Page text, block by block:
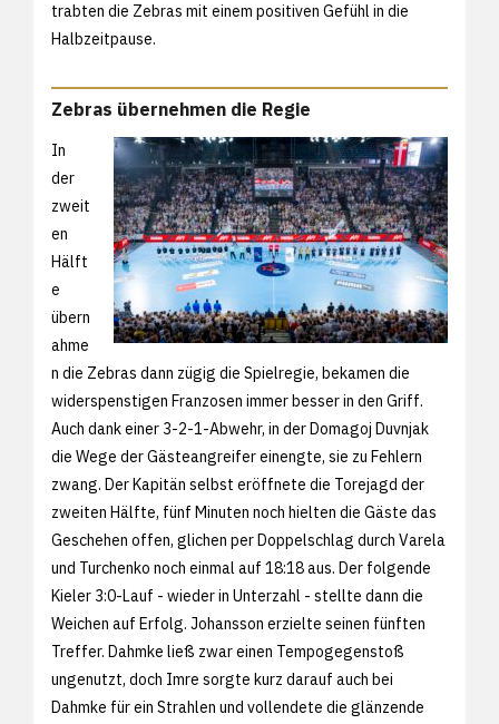
trabten die Zebras mit einem positiven Gefühl in die
Halbzeitpause.
Zebras übernehmen die Regie
In
der
zweit
en
Hälft
e
übern
ahme
n die Zebras dann zügig die Spielregie, bekamen die
widerspenstigen Franzosen immer besser in den Griff.
Auch dank einer 3-2-1-Abwehr, in der Domagoj Duvnjak
die Wege der Gästeangreifer einengte, sie zu Fehlern
zwang. Der Kapitän selbst eröffnete die Torejagd der
zweiten Hälfte, fünf Minuten noch hielten die Gäste das
Geschehen offen, glichen per Doppelschlag durch Varela
und Turchenko noch einmal auf 18:18 aus. Der folgende
Kieler 3:0-Lauf - wieder in Unterzahl - stellte dann die
Weichen auf Erfolg. Johansson erzielte seinen fünften
Treffer. Dahmke ließ zwar einen Tempogegenstoß
ungenutzt, doch Imre sorgte kurz darauf auch bei
Dahmke für ein Strahlen und vollendete die glänzende